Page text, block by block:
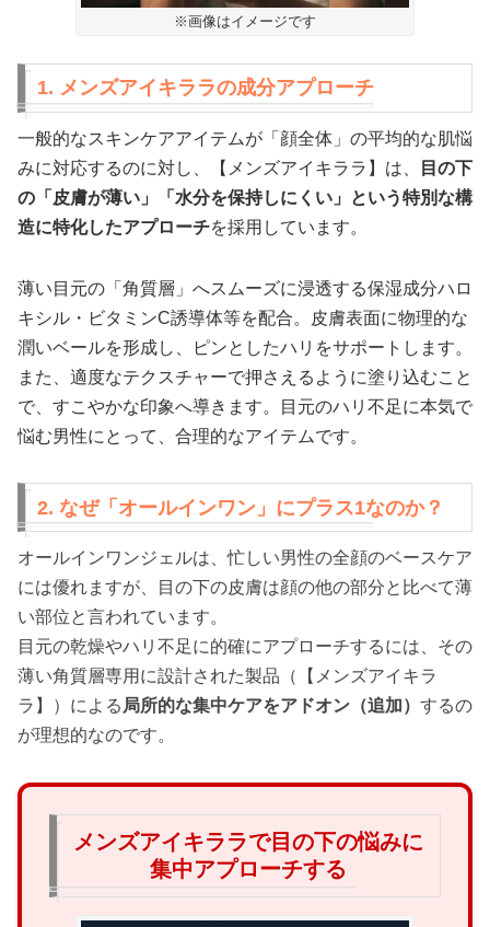
※画像はイメージです
1. メンズアイキララの成分アプローチ
一般的なスキンケアアイテムが「顔全体」の平均的な肌悩
みに対応するのに対し、【メンズアイキララ】は、
目の下
の「皮膚が薄い」「水分を保持しにくい」という特別な構
造に特化したアプローチを採用しています。
薄い目元の「角質層」へスムーズに浸透する保湿成分ハロ
キシル・ビタミンC誘導体等を配合。皮膚表面に物理的な
潤いベールを形成し、ピンとしたハリをサポートします。
また、適度なテクスチャーで押さえるように塗り込むこと
で、すこやかな印象へ導きます。目元のハリ不足に本気で
悩む男性にとって、合理的なアイテムです。
2. なぜ「オールインワン」にプラス1なのか？
オールインワンジェルは、忙しい男性の全顔のベースケア
には優れますが、目の下の皮膚は顔の他の部分と比べて薄
い部位と言われています。
目元の乾燥やハリ不足に的確にアプローチするには、その
薄い角質層専用に設計された製品（【メンズアイキラ
ラ】）による 局所的な集中ケアをアドオン（追加） するの
が理想的なのです。
メンズアイキララで目の下の悩みに
集中アプローチする